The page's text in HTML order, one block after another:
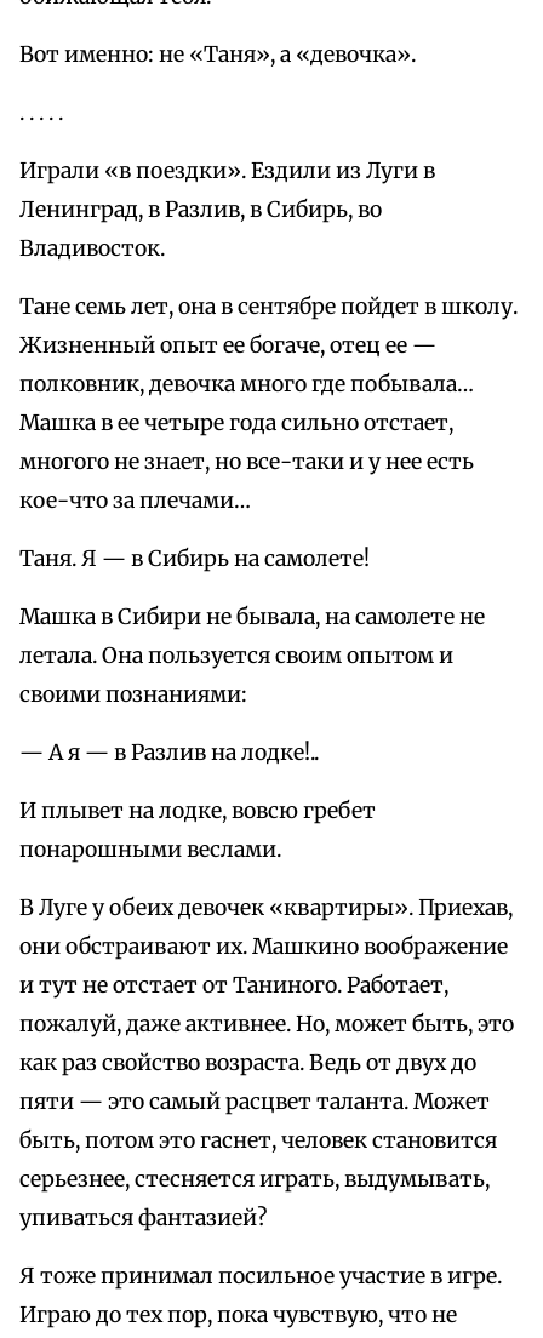
Вот именно: не «Таня», а «девочка».
. . . . .
Играли «в поездки». Ездили из Луги в
Ленинград, в Разлив, в Сибирь, во
Владивосток.
Тане семь лет, она в сентябре пойдет в школу.
Жизненный опыт ее богаче, отец ее —
полковник, девочка много где побывала…
Машка в ее четыре года сильно отстает,
многого не знает, но все-таки и у нее есть
кое-что за плечами…
Таня. Я — в Сибирь на самолете!
Машка в Сибири не бывала, на самолете не
летала. Она пользуется своим опытом и
своими познаниями:
— А я — в Разлив на лодке!..
И плывет на лодке, вовсю гребет
понарошными веслами.
В Луге у обеих девочек «квартиры». Приехав,
они обстраивают их. Машкино воображение
и тут не отстает от Таниного. Работает,
пожалуй, даже активнее. Но, может быть, это
как раз свойство возраста. Ведь от двух до
пяти — это самый расцвет таланта. Может
быть, потом это гаснет, человек становится
серьезнее, стесняется играть, выдумывать,
упиваться фантазией?
Я тоже принимал посильное участие в игре.
Играю до тех пор, пока чувствую, что не